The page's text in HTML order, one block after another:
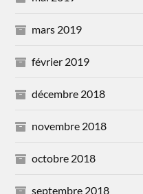
mars 2019
février 2019
décembre 2018
novembre 2018
octobre 2018
septembre 2018